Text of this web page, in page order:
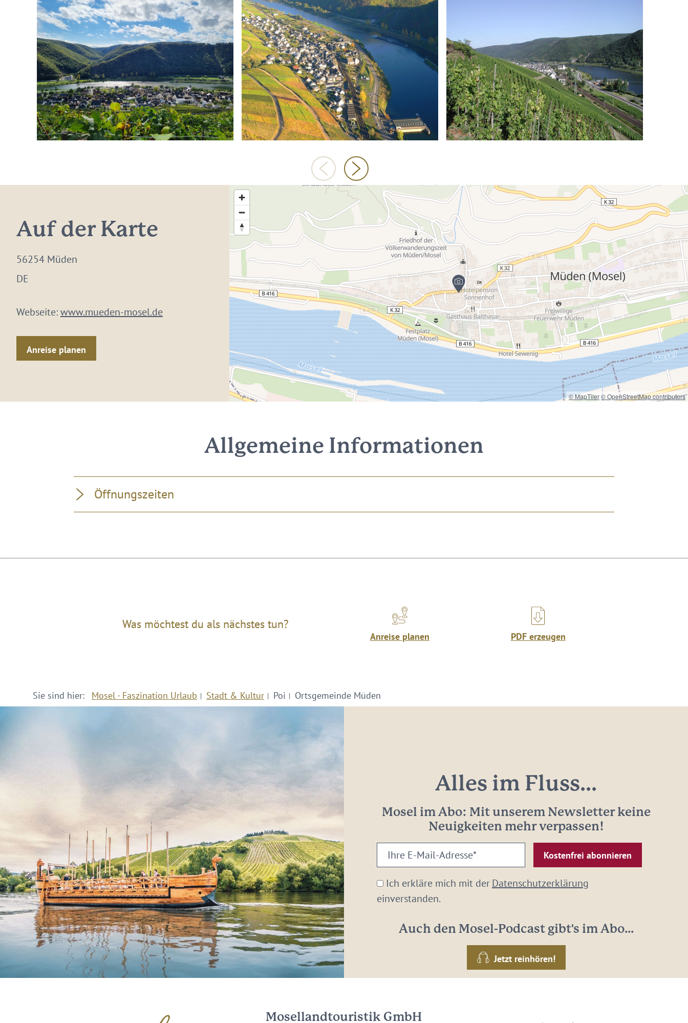
Auf der Karte
56254 Müden
DE
Webseite:www.mueden-mosel.de
Anreise planen
© MapTiler© OpenStreetMap contributors
Allgemeine Informationen
Öffnungszeiten
Was möchtest du als nächstes tun?
Anreise planen PDF erzeugen
Sie sind hier: Mosel - Faszination Urlaub Stadt & Kultur Poi Ortsgemeinde Müden
Alles im Fluss...
Mosel im Abo: Mit unserem Newsletter keine
Neuigkeiten mehr verpassen!
Ihre
E-
Mail-
Adresse:
Ich erkläre mich mit derDatenschutzerklärung
einverstanden.
Auch den Mosel-Podcast gibt's im Abo...
Jetzt reinhören!
Mosellandtouristik GmbH